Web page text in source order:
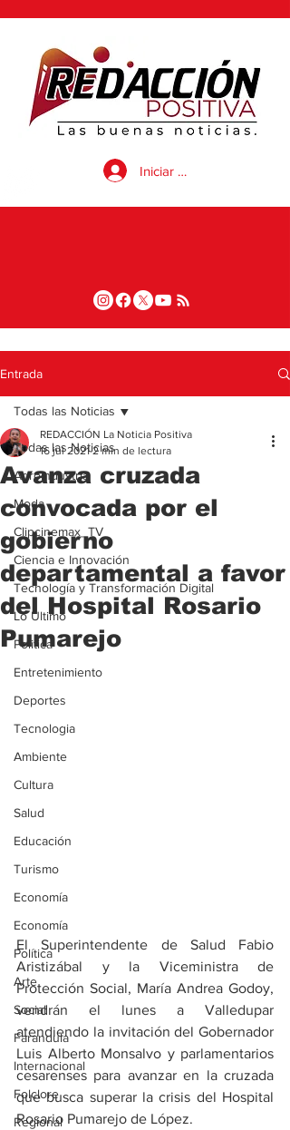
Iniciar sesión
Entrada
Todas las Noticias
Agroindustria
Moda
Clipcinemax_TV
Ciencia e Innovación
Tecnología y Transformación Digital
Lo Ultimo
Politica
Entretenimiento
Deportes
Tecnologia
Ambiente
Cultura
Salud
Educación
Turismo
Economía
Economía
Política
Arte
Social
Farandula
Internacional
Folclore
Regional
Todas las Noticias
Avanza cruzada
convocada por el
gobierno
departamental a favor
del Hospital Rosario
Pumarejo
REDACCIÓN La Noticia Positiva
16 jul 2021 2 min de lectura
El Superintendente de Salud Fabio
Aristizábal y la Viceministra de
Protección Social, María Andrea Godoy,
vendrán el lunes a Valledupar
atendiendo la invitación del Gobernador
Luis Alberto Monsalvo y parlamentarios
cesarenses para avanzar en la cruzada
que busca superar la crisis del Hospital
Rosario Pumarejo de López.